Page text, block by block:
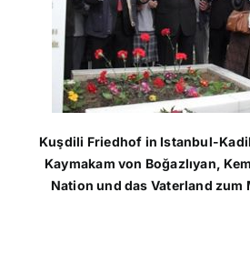
Kuşdili Friedhof in Istanbul-
Kaymakam von Boğazlıyan,
Nation und das Vaterland zum